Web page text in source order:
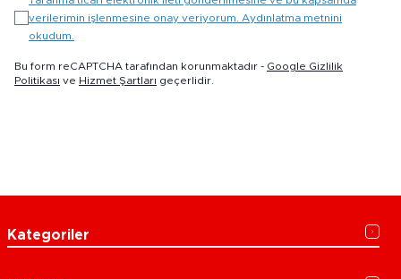
verilerimin işlenmesine onay veriyorum. Aydınlatma metnini
okudum.
Bu form reCAPTCHA tarafından korunmaktadır - Google Gizlilik
Politikası ve Hizmet Şartları geçerlidir.
Kategoriler